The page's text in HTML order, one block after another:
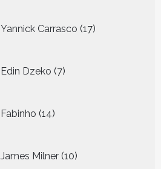
Yannick Carrasco 17
producten
Edin Dzeko 7
producten
Fabinho 14
producten
James Milner 10
producten